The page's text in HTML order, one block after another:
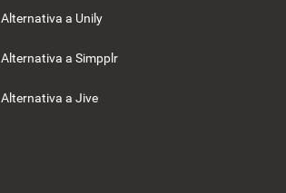
Alternativa a Unily
Alternativa a Simpplr
Alternativa a Jive